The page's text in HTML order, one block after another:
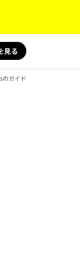
見る
ガイドブック一覧